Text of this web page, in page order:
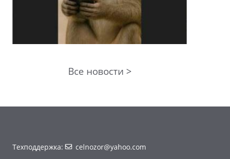
Все новости >
Техподдержка: celnozor@yahoo.com